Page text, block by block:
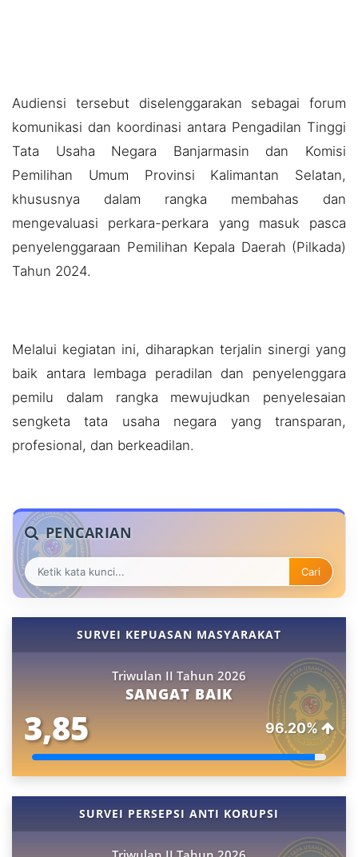
Audiensi tersebut diselenggarakan sebagai forum
komunikasi dan koordinasi antara Pengadilan Tinggi
Tata Usaha Negara Banjarmasin dan Komisi
Pemilihan Umum Provinsi Kalimantan Selatan,
khususnya dalam rangka membahas dan
mengevaluasi perkara-perkara yang masuk pasca
penyelenggaraan Pemilihan Kepala Daerah (Pilkada)
Tahun 2024.
Melalui kegiatan ini, diharapkan terjalin sinergi yang
baik antara lembaga peradilan dan penyelenggara
pemilu dalam rangka mewujudkan penyelesaian
sengketa tata usaha negara yang transparan,
profesional, dan berkeadilan.
PENCARIAN
Cari
SURVEI KEPUASAN MASYARAKAT
Triwulan II Tahun 2026
SANGAT BAIK
3,85 96.20%
SURVEI PERSEPSI ANTI KORUPSI